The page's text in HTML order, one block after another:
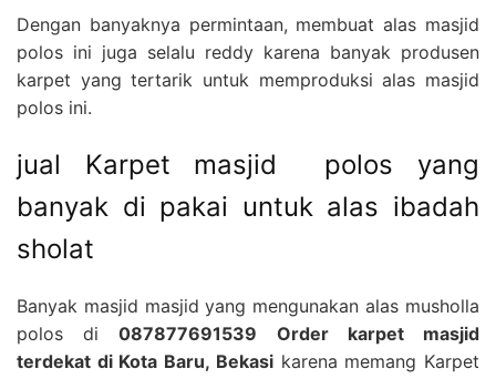
Dengan banyaknya permintaan, membuat alas masjid
polos ini juga selalu reddy karena banyak produsen
karpet yang tertarik untuk memproduksi alas masjid
polos ini.
jual Karpet masjid polos yang
banyak di pakai untuk alas ibadah
sholat
Banyak masjid masjid yang mengunakan alas musholla
polos di087877691539 Order karpet masjid
terdekat di Kota Baru, Bekasikarena memang Karpet